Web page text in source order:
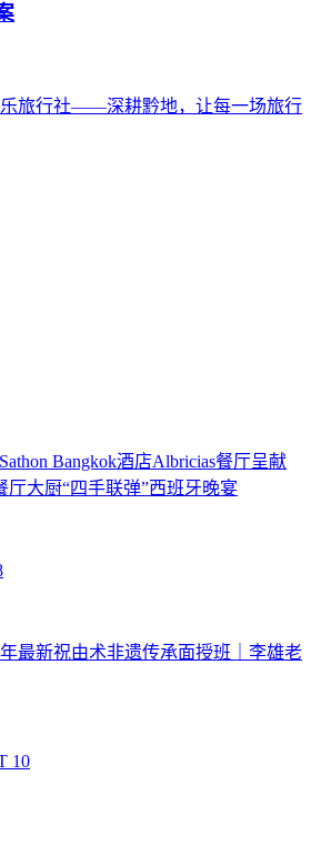
旅行社——深耕黔地，让每一场旅行
Bangkok酒店Albricias餐厅呈献
厅大厨“四手联弹”西班牙晚宴
年最新祝由术非遗传承面授班｜李雄老
10